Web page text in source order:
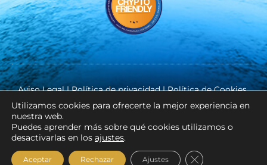
Aviso Legal|Política de privacidad|Política de Cookies
Copyright ©RK INMOSLM
Utilizamos cookies para ofrecerte la mejor experiencia en
nuestra web.
Puedes aprender más sobre qué cookies utilizamos o
desactivarlas en los ajustes.
Aceptar Rechazar Ajustes Cerrar el banner